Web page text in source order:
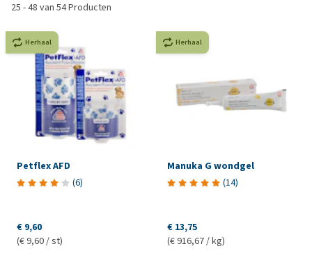
25 -48 van 54Producten
Herhaal
Petflex AFD
(6)
€ 9,60
(€ 9,60 / st)
Herhaal
Manuka G wondgel
(14)
€ 13,75
(€ 916,67 / kg)